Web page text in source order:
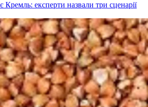
експерти назвали три сценарії